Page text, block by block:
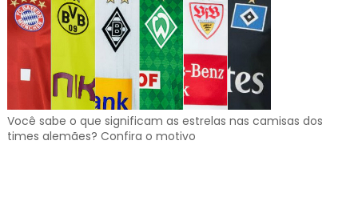
Você sabe o que significam as estrelas nas camisas dos
times alemães? Confira o motivo